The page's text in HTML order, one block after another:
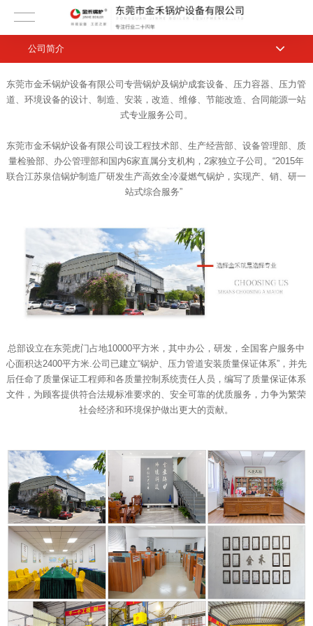
东莞市金禾锅炉设备有限公司专营锅炉及锅炉成套设备、压力容器、压力管
道、环境设备的设计、制造、安装，改造、维修、节能改造、合同能源一站
式专业服务公司。
东莞市金禾锅炉设备有限公司设工程技术部、生产经营部、设备管理部、质
量检验部、办公管理部和国内6家直属分支机构，2家独立子公司。“2015年
联合江苏泉信锅炉制造厂研发生产高效全冷凝燃气锅炉，实现产、销、研一
站式综合服务”
总部设立在东莞虎门占地10000平方米，其中办公，研发，全国客户服务中
心面积达2400平方米.公司已建立“锅炉、压力管道安装质量保证体系”，并先
后任命了质量保证工程师和各质量控制系统责任人员，编写了质量保证体系
文件，为顾客提供符合法规标准要求的、安全可靠的优质服务，力争为繁荣
社会经济和环境保护做出更大的贡献。
公司简介